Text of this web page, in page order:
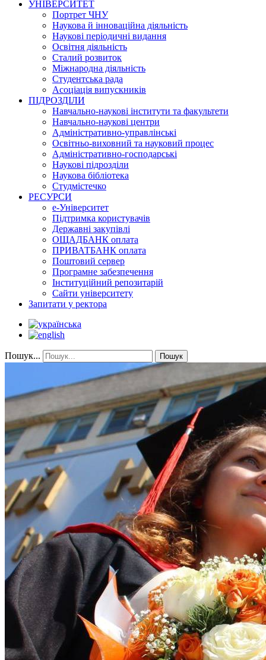
УНІВЕРСИТЕТ
Портрет ЧНУ
Наукова й інноваційна діяльність
Наукові періодичні видання
Освітня діяльність
Сталий розвиток
Міжнародна діяльність
Студентська рада
Асоціація випускників
ПІДРОЗДІЛИ
Навчально-наукові інститути та факультети
Навчально-наукові центри
Адміністративно-управлінські
Освітньо-виховний та науковий процес
Адміністративно-господарські
Наукові підрозділи
Наукова бібліотека
Студмістечко
РЕСУРСИ
е-Університет
Підтримка користувачів
Державні закупівлі
ОЩАДБАНК оплата
ПРИВАТБАНК оплата
Поштовий сервер
Програмне забезпечення
Інституційний репозитарій
Сайти університету
Запитати у ректора
Пошук... Пошук